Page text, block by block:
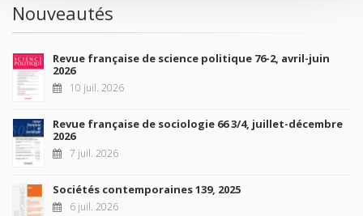
Nouveautés
Revue française de science politique 76-2, avril-juin
2026
10 juil. 2026
Revue française de sociologie 66 3/4, juillet-décembre
2026
7 juil. 2026
Sociétés contemporaines 139, 2025
6 juil. 2026